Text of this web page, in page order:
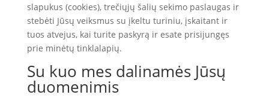
slapukus (cookies), trečiųjų šalių sekimo paslaugas ir
stebėti Jūsų veiksmus su įkeltu turiniu, įskaitant ir
tuos atvejus, kai turite paskyrą ir esate prisijungęs
prie minėtų tinklalapių.
Su kuo mes dalinamės Jūsų
duomenimis